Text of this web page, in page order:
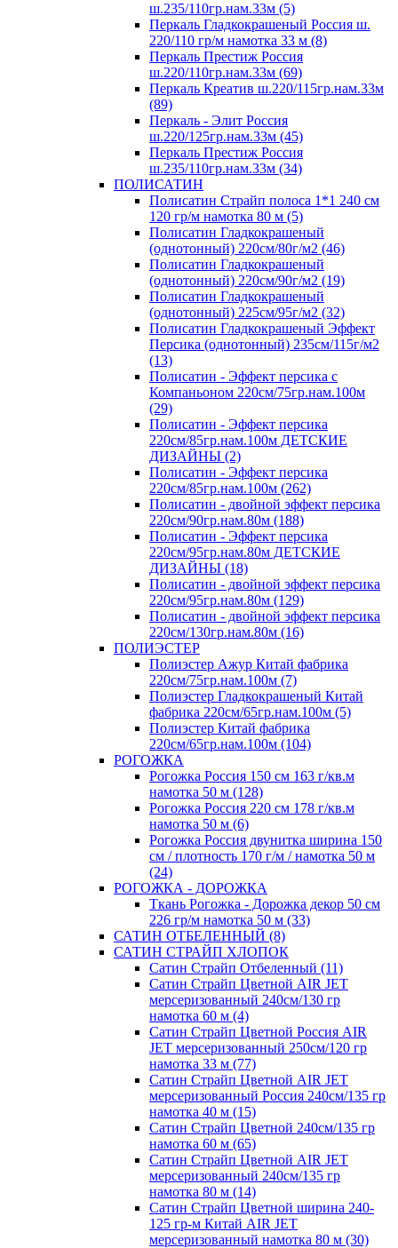
ш.235/110гр.нам.33м (5)
Перкаль Гладкокрашеный Россия ш.
220/110 гр/м намотка 33 м (8)
Перкаль Престиж Россия
ш.220/110гр.нам.33м (69)
Перкаль Креатив ш.220/115гр.нам.33м
(89)
Перкаль - Элит Россия
ш.220/125гр.нам.33м (45)
Перкаль Престиж Россия
ш.235/110гр.нам.33м (34)
ПОЛИСАТИН
Полисатин Страйп полоса 1*1 240 см
120 гр/м намотка 80 м (5)
Полисатин Гладкокрашеный
(однотонный) 220см/80г/м2 (46)
Полисатин Гладкокрашеный
(однотонный) 220см/90г/м2 (19)
Полисатин Гладкокрашеный
(однотонный) 225см/95г/м2 (32)
Полисатин Гладкокрашеный Эффект
Персика (однотонный) 235см/115г/м2
(13)
Полисатин - Эффект персика с
Компаньоном 220см/75гр.нам.100м
(29)
Полисатин - Эффект персика
220см/85гр.нам.100м ДЕТСКИЕ
ДИЗАЙНЫ (2)
Полисатин - Эффект персика
220см/85гр.нам.100м (262)
Полисатин - двойной эффект персика
220см/90гр.нам.80м (188)
Полисатин - Эффект персика
220см/95гр.нам.80м ДЕТСКИЕ
ДИЗАЙНЫ (18)
Полисатин - двойной эффект персика
220см/95гр.нам.80м (129)
Полисатин - двойной эффект персика
220см/130гр.нам.80м (16)
ПОЛИЭСТЕР
Полиэстер Ажур Китай фабрика
220см/75гр.нам.100м (7)
Полиэстер Гладкокрашеный Китай
фабрика 220см/65гр.нам.100м (5)
Полиэстер Китай фабрика
220см/65гр.нам.100м (104)
РОГОЖКА
Рогожка Россия 150 см 163 г/кв.м
намотка 50 м (128)
Рогожка Россия 220 см 178 г/кв.м
намотка 50 м (6)
Рогожка Россия двунитка ширина 150
см / плотность 170 г/м / намотка 50 м
(24)
РОГОЖКА - ДОРОЖКА
Ткань Рогожка - Дорожка декор 50 см
226 гр/м намотка 50 м (33)
САТИН ОТБЕЛЕННЫЙ (8)
САТИН СТРАЙП ХЛОПОК
Сатин Страйп Отбеленный (11)
Сатин Страйп Цветной AIR JET
мерсеризованный 240см/130 гр
намотка 60 м (4)
Сатин Страйп Цветной Россия AIR
JET мерсеризованный 250см/120 гр
намотка 33 м (77)
Сатин Страйп Цветной AIR JET
мерсеризованный Россия 240см/135 гр
намотка 40 м (15)
Сатин Страйп Цветной 240см/135 гр
намотка 60 м (65)
Сатин Страйп Цветной AIR JET
мерсеризованный 240см/135 гр
намотка 80 м (14)
Сатин Страйп Цветной ширина 240-
125 гр-м Китай AIR JET
мерсеризованный намотка 80 м (30)